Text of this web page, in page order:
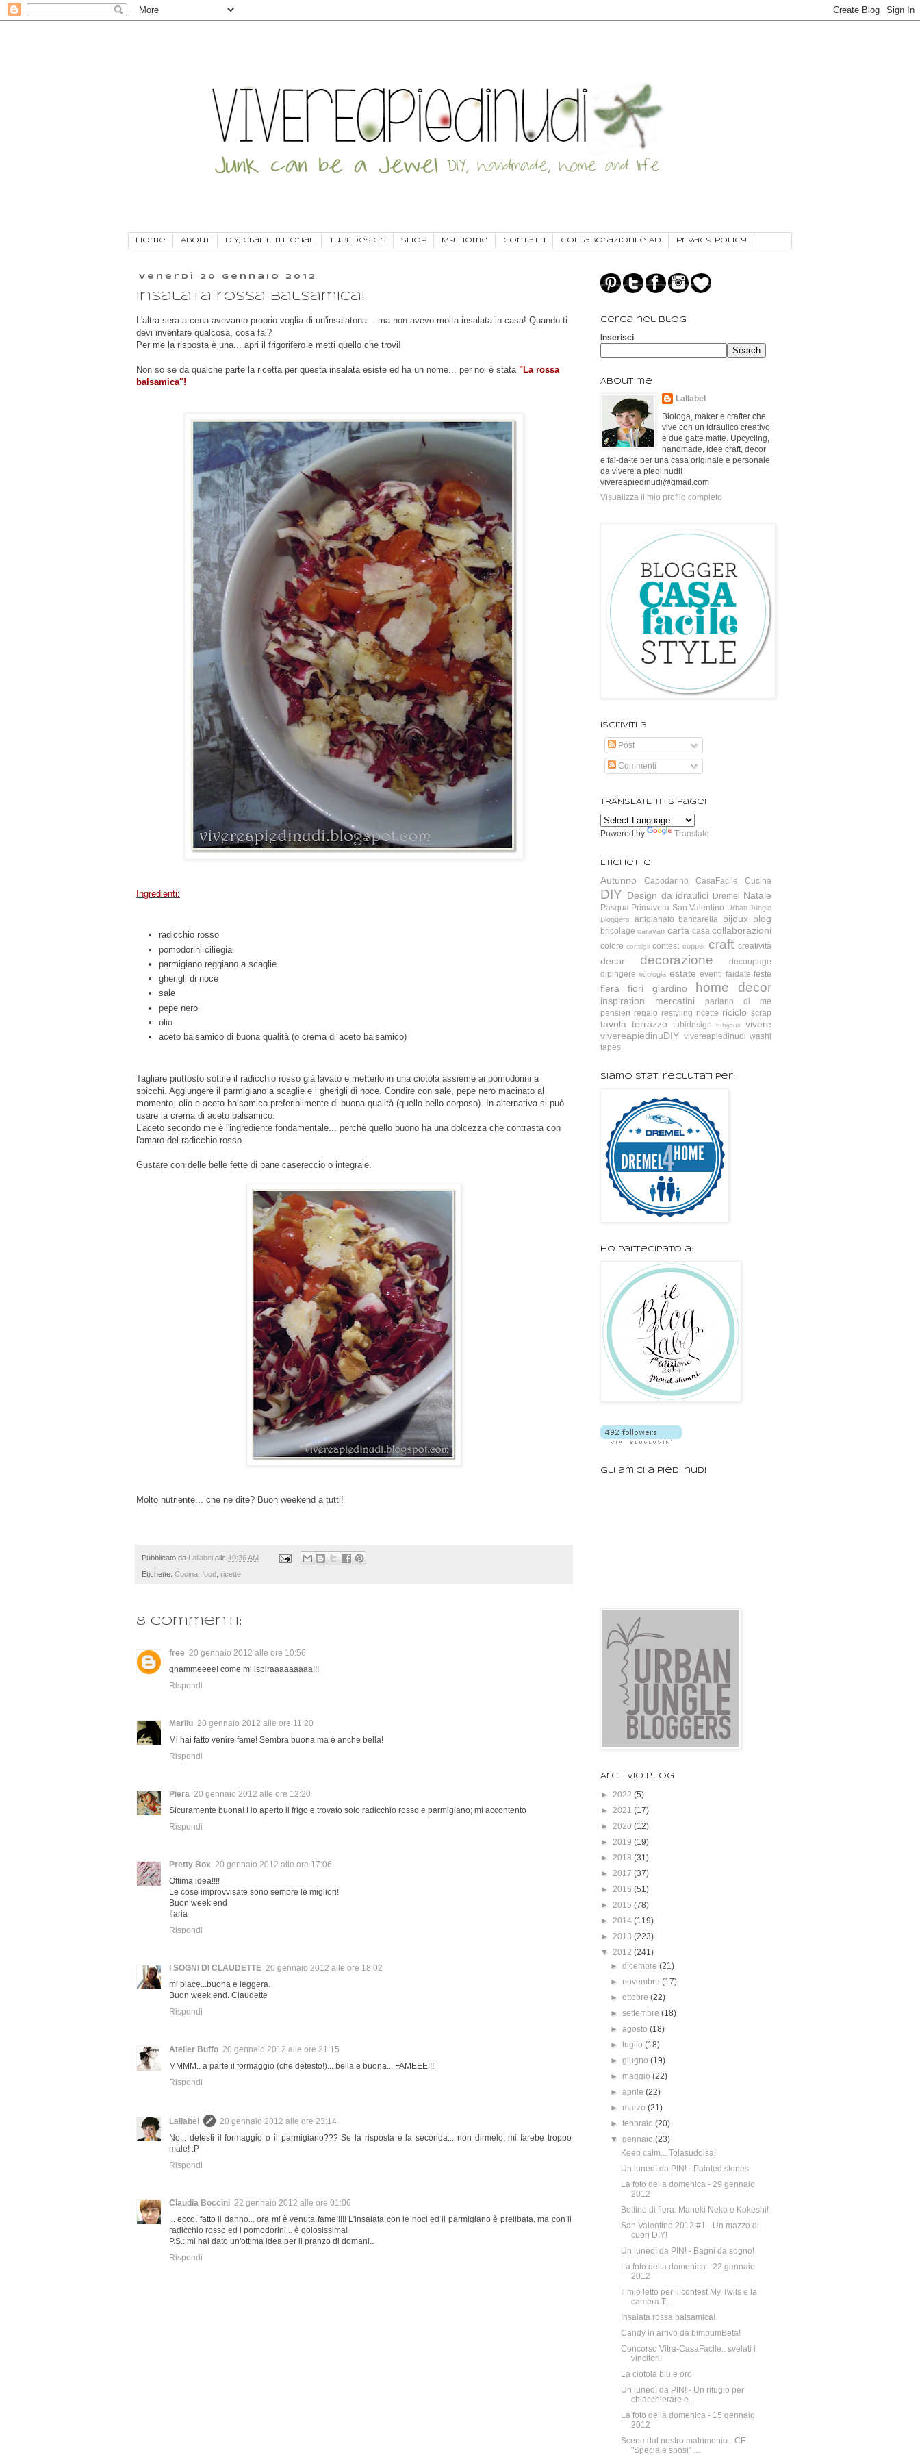
Home About DIY, craft, tutorial Tu.Bi. Design SHOP My Home Contatti Collaborazioni e AD Privacy Policy
venerdì 20 gennaio 2012
Insalata rossa balsamica!
L'altra sera a cena avevamo proprio voglia di un'insalatona... ma non avevo molta insalata in casa! Quando ti
devi inventare qualcosa, cosa fai?
Per me la risposta è una... apri il frigorifero e metti quello che trovi!
Non so se da qualche parte la ricetta per questa insalata esiste ed ha un nome... per noi è stata "La rossa
balsamica"!
Ingredienti:
radicchio rosso
pomodorini ciliegia
parmigiano reggiano a scaglie
gherigli di noce
sale
pepe nero
olio
aceto balsamico di buona qualità (o crema di aceto balsamico)
Tagliare piuttosto sottile il radicchio rosso già lavato e metterlo in una ciotola assieme ai pomodorini a
spicchi. Aggiungere il parmigiano a scaglie e i gherigli di noce. Condire con sale, pepe nero macinato al
momento, olio e aceto balsamico preferibilmente di buona qualità (quello bello corposo). In alternativa si può
usare la crema di aceto balsamico.
L'aceto secondo me è l'ingrediente fondamentale... perchè quello buono ha una dolcezza che contrasta con
l'amaro del radicchio rosso.
Gustare con delle belle fette di pane casereccio o integrale.
Molto nutriente... che ne dite? Buon weekend a tutti!
Pubblicato da Lallabel alle 10:36 AM
Etichette: Cucina food ricette
8 commenti:
free 20 gennaio 2012 alle ore 10:56
gnammeeee! come mi ispiraaaaaaaaa!!!
Rispondi
Marilu 20 gennaio 2012 alle ore 11:20
Mi hai fatto venire fame! Sembra buona ma è anche bella!
Rispondi
Piera 20 gennaio 2012 alle ore 12:20
Sicuramente buona! Ho aperto il frigo e trovato solo radicchio rosso e parmigiano; mi accontento
Rispondi
Pretty Box 20 gennaio 2012 alle ore 17:06
Ottima idea!!!!
Le cose improvvisate sono sempre le migliori!
Buon week end
Ilaria
Rispondi
I SOGNI DI CLAUDETTE 20 gennaio 2012 alle ore 18:02
mi piace...buona e leggera.
Buon week end. Claudette
Rispondi
Atelier Buffo 20 gennaio 2012 alle ore 21:15
MMMM.. a parte il formaggio (che detesto!)... bella e buona... FAMEEE!!!
Rispondi
Lallabel
20 gennaio 2012 alle ore 23:14
No... detesti il formaggio o il parmigiano??? Se la risposta è la seconda... non dirmelo, mi farebe troppo
male! :P
Rispondi
Claudia Boccini 22 gennaio 2012 alle ore 01:06
... ecco, fatto il danno... ora mi è venuta fame!!!!! L'insalata con le noci ed il parmigiano è prelibata, ma con il
radicchio rosso ed i pomodorini... è golosissima!
P.S.: mi hai dato un'ottima idea per il pranzo di domani..
Rispondi
Cerca nel blog
Inserisci
About me
Lallabel
Biologa, maker e crafter che
vive con un idraulico creativo
e due gatte matte. Upcycling,
handmade, idee craft, decor
e fai-da-te per una casa originale e personale
da vivere a piedi nudi!
vivereapiedinudi@gmail.com
Visualizza il mio profilo completo
Iscriviti a
Post
Commenti
TRANSLATE this page!
Powered by Translate
Etichette
Autunno Capodanno CasaFacile Cucina
DIY Design da idraulici Dremel Natale
Pasqua Primavera San Valentino Urban Jungle
Bloggers
artigianato bancarella bijoux blog
bricolage caravan carta casa collaborazioni
colore consigli contest copper craft creatività
decor decorazione
decoupage
dipingere ecologia estate eventi faidate feste
fiera fiori giardino home decor
inspiration mercatini
parlano di me
pensieri regalo restyling ricette riciclo scrap
tavola terrazzo tubidesign tubijoux
vivere
vivereapiedinuDIY vivereapiedinudi washi
tapes
Siamo stati reclutati per:
Ho partecipato a:
Gli amici a piedi nudi
Archivio blog
► 2022 (5)
► 2021 (17)
► 2020 (12)
► 2019 (19)
► 2018 (31)
► 2017 (37)
► 2016 (51)
► 2015 (78)
► 2014 (119)
► 2013 (223)
▼ 2012 (241)
►dicembre(21)
► novembre(17)
►ottobre(22)
►settembre(18)
►agosto(18)
►
luglio(18)
►giugno(19)
► maggio(22)
►aprile(22)
► marzo(21)
►febbraio(20)
▼gennaio(23)
Keep calm... Tolasudolsa!
Un lunedì da PIN! - Painted stones
La foto della domenica - 29 gennaio
2012
Bottino di fiera: Maneki Neko e Kokeshi!
San Valentino 2012 #1 - Un mazzo di
cuori DIY!
Un lunedì da PIN! - Bagni da sogno!
La foto della domenica - 22 gennaio
2012
Il mio letto per il contest My Twils e la
camera T...
Insalata rossa balsamica!
Candy in arrivo da bimbumBeta!
Concorso Vitra-CasaFacile.. svelati i
vincitori!
La ciotola blu e oro
Un lunedì da PIN! - Un rifugio per
chiacchierare e...
La foto della domenica - 15 gennaio
2012
Scene dal nostro matrimonio.- CF
"Speciale sposi" ...